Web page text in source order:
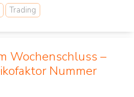
Trading
Wochenschluss –
Nummer